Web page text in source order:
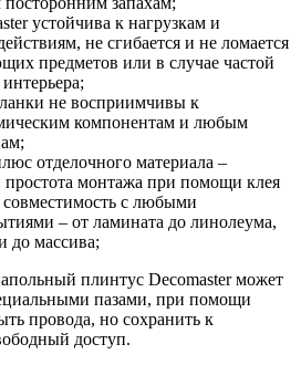
устойчива к нагрузкам и
не сгибается и не ломается
предметов или в случае частой
не восприимчивы к
компонентам и любым
отделочного материала –
простота монтажа при помощи клея
совместимость с любыми
– от ламината до линолеума,
до массива;
плинтус Decomaster может
пазами, при помощи
провода, но сохранить к
доступ.